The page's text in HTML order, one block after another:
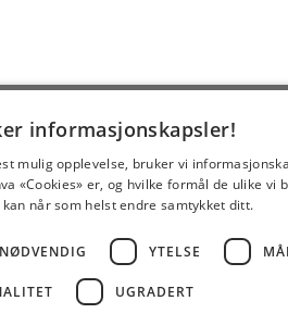
informasjonskapsler!
mulig opplevelse, bruker vi
«Cookies» er, og hvilke formål de ulike vi
når som helst endre samtykket ditt.
YTELSE
UGRADERT